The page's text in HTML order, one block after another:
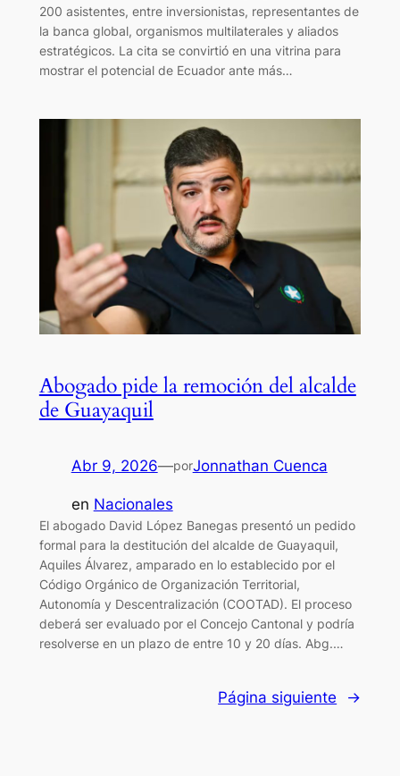
200 asistentes, entre inversionistas, representantes de
la banca global, organismos multilaterales y aliados
estratégicos. La cita se convirtió en una vitrina para
mostrar el potencial de Ecuador ante más…
Abogado pide la remoción del alcalde
de Guayaquil
Abr 9, 2026—porJonnathan Cuenca
en Nacionales
El abogado David López Banegas presentó un pedido
formal para la destitución del alcalde de Guayaquil,
Aquiles Álvarez, amparado en lo establecido por el
Código Orgánico de Organización Territorial,
Autonomía y Descentralización (COOTAD). El proceso
deberá ser evaluado por el Concejo Cantonal y podría
resolverse en un plazo de entre 10 y 20 días. Abg.…
Página siguiente →